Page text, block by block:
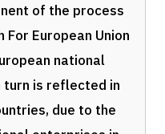
of the process
European Union
national
turn is reflected in
due to the